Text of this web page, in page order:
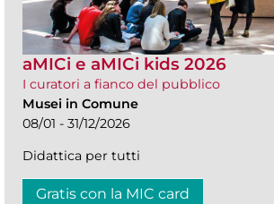
aMICi e aMICi kids 2026
I curatori a fianco del pubblico
Musei in Comune
08/01 - 31/12/2026
Didattica per tutti
Gratis con la MIC card